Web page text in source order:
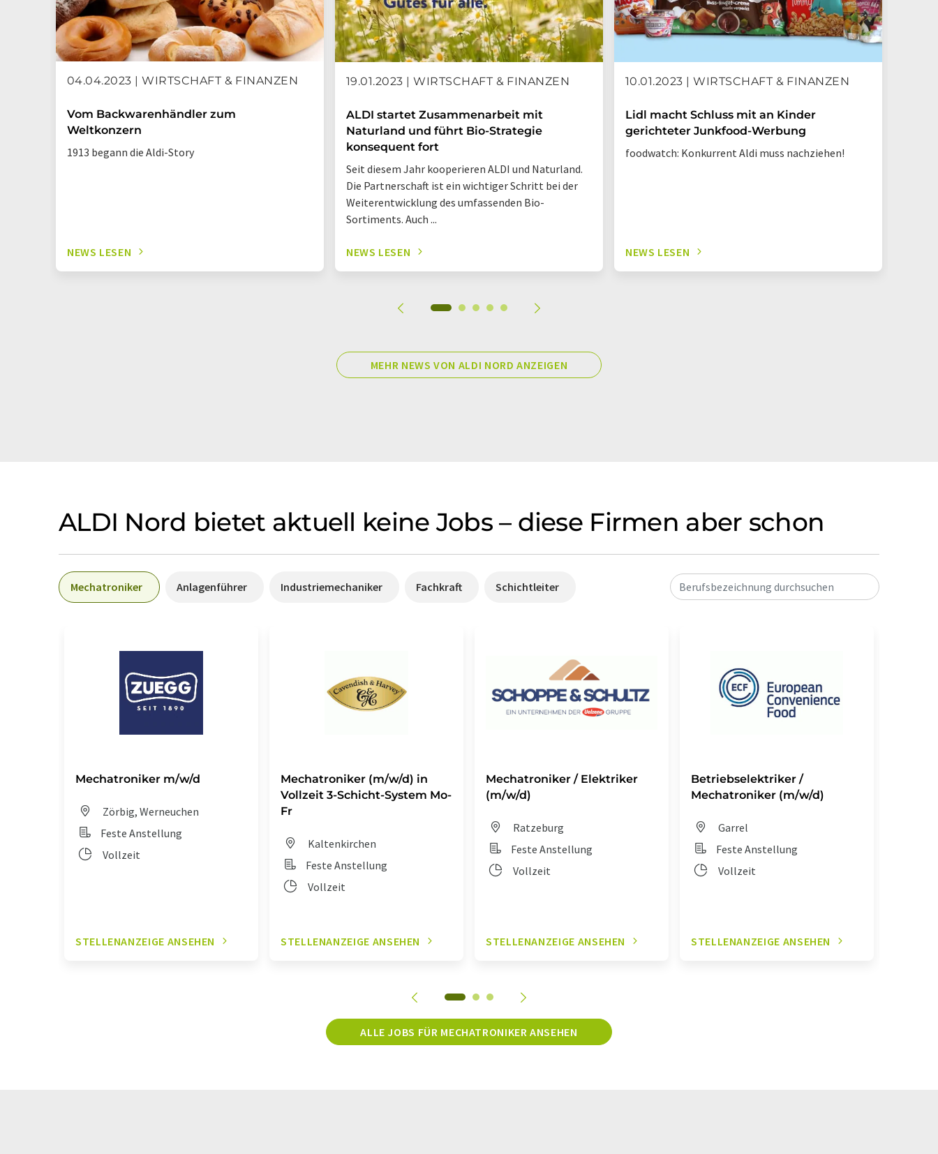
04.04.2023 | WIRTSCHAFT & FINANZEN
Vom Backwarenhändler zum
Weltkonzern
1913 begann die Aldi-Story
NEWS LESEN
19.01.2023 | WIRTSCHAFT & FINANZEN
ALDI startet Zusammenarbeit mit
Naturland und führt Bio-Strategie
konsequent fort
Seit diesem Jahr kooperieren ALDI und Naturland.
Die Partnerschaft ist ein wichtiger Schritt bei der
Weiterentwicklung des umfassenden Bio-
Sortiments. Auch ...
NEWS LESEN
10.01.2023 | WIRTSCHAFT & FINANZEN
Lidl macht Schluss mit an Kinder
gerichteter Junkfood-Werbung
foodwatch: Konkurrent Aldi muss nachziehen!
NEWS LESEN
MEHR NEWS VON ALDI NORD ANZEIGEN
ALDI Nord bietet aktuell keine Jobs – diese Firmen aber schon
Mechatroniker Anlagenführer Industriemechaniker Fachkraft Schichtleiter Berufsbezeichnung durchsuchen
Mechatroniker m/w/d
Zörbig, Werneuchen
Feste Anstellung
Vollzeit
STELLENANZEIGE ANSEHEN
Mechatroniker (m/w/d) in
Vollzeit 3-Schicht-System Mo-
Fr
Kaltenkirchen
Feste Anstellung
Vollzeit
STELLENANZEIGE ANSEHEN
Mechatroniker / Elektriker
(m/w/d)
Ratzeburg
Feste Anstellung
Vollzeit
STELLENANZEIGE ANSEHEN
Betriebselektriker /
Mechatroniker (m/w/d)
Garrel
Feste Anstellung
Vollzeit
STELLENANZEIGE ANSEHEN
ALLE JOBS FÜR MECHATRONIKER ANSEHEN